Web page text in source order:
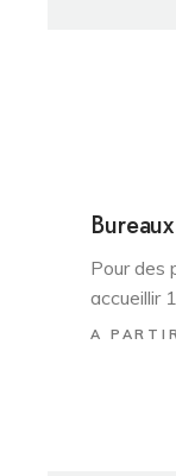
Pour des
accueillir
A